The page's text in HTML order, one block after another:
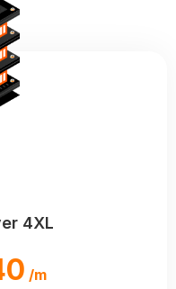
4XL
/m